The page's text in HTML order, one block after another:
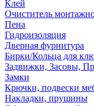
Клей
Очиститель
Пена
Гидроизоляция
Дверная фурнитура
Бирки/Кольца для
Задвижки, Засовы,
Замки
Крючки, подвески
Накладки, прушины